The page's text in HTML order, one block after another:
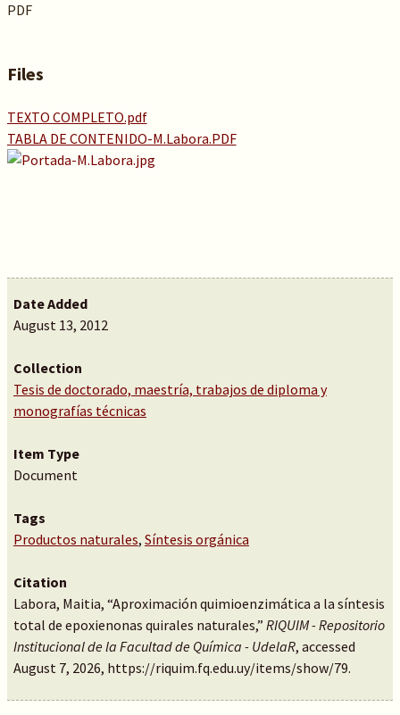
PDF
Files
TEXTO COMPLETO.pdf
TABLA DE CONTENIDO-M.Labora.PDF
Date Added
August 13, 2012
Collection
Tesis de doctorado, maestría, trabajos de diploma y
monografías técnicas
Item Type
Document
Tags
Productos naturales, Síntesis orgánica
Citation
Labora, Maitia, “Aproximación quimioenzimática a la síntesis
total de epoxienonas quirales naturales,” RIQUIM - Repositorio
Institucional de la Facultad de Química - UdelaR, accessed
August 7, 2026, https://riquim.fq.edu.uy/items/show/79.